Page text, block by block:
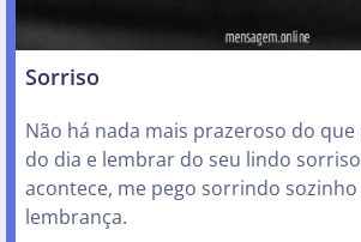
Sorriso
Não há nada mais prazeroso do
do dia e lembrar do seu lindo
acontece, me pego sorrindo sozinho
lembrança.